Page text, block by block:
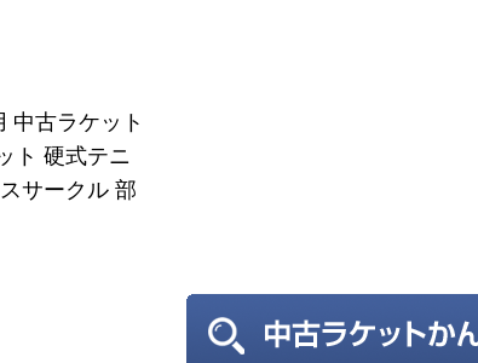
中古ラケット
ト 硬式テニ
サークル 部